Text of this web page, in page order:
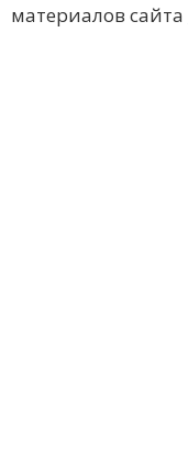
материалов сайта